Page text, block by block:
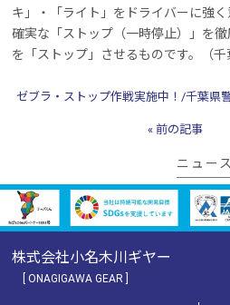
キ」・「ライト」をドライバーに強
確実な「ストップ（一時停止）」を
を「ストップ」させるものです。（千
ゼブラ・ストップ作戦実施中！/千葉県
« 前の記事
ニュー
株式会社小名木川ギヤー
[ ONAGIGAWA GEAR ]